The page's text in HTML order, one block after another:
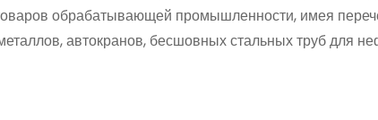
обрабатывающей промышленности, имея
автокранов, бесшовных стальных труб для